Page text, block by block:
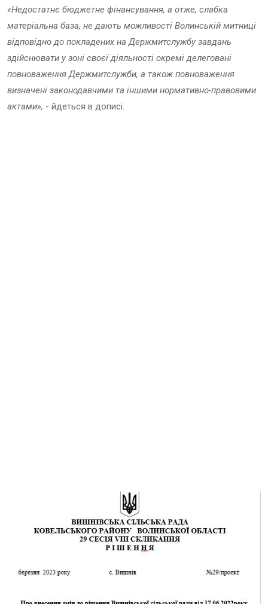
«Недостатнє бюджетне фінансування, а отже, слабка
матеріальна база, не дають можливості Волинській митниці
відповідно до покладених на Держмитслужбу завдань
здійснювати у зоні своєї діяльності окремі делеговані
повноваження Держмитслужби, а також повноваження
визначені законодавчими та іншими нормативно-правовими
актами», - йдеться в дописі.